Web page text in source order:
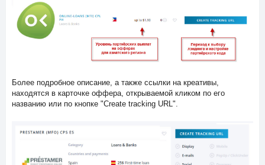
Более подробное описание, а также ссылки на креативы,
находятся в карточке оффера, открываемой кликом по его
названию или по кнопке "Create tracking URL".